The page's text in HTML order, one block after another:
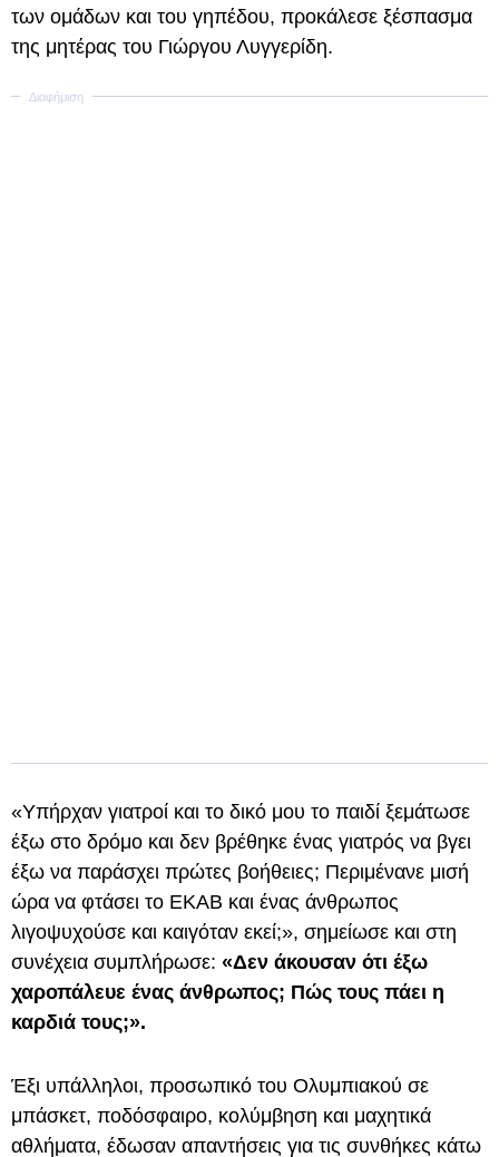
των ομάδων και του γηπέδου, προκάλεσε ξέσπασμα
της μητέρας του Γιώργου Λυγγερίδη.
«Υπήρχαν γιατροί και το δικό μου το παιδί ξεμάτωσε
έξω στο δρόμο και δεν βρέθηκε ένας γιατρός να βγει
έξω να παράσχει πρώτες βοήθειες; Περιμένανε μισή
ώρα να φτάσει το ΕΚΑΒ και ένας άνθρωπος
λιγοψυχούσε και καιγόταν εκεί;», σημείωσε και στη
συνέχεια συμπλήρωσε: «Δεν άκουσαν ότι έξω
χαροπάλευε ένας άνθρωπος; Πώς τους πάει η
καρδιά τους;».
Έξι υπάλληλοι, προσωπικό του Ολυμπιακού σε
μπάσκετ, ποδόσφαιρο, κολύμβηση και μαχητικά
αθλήματα, έδωσαν απαντήσεις για τις συνθήκες κάτω